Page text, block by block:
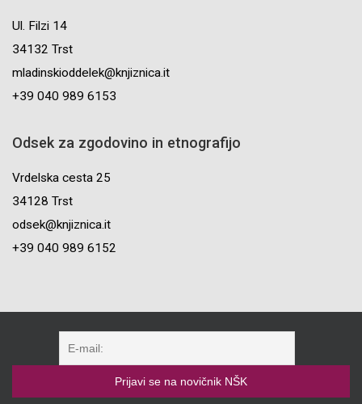
Ul. Filzi 14
34132 Trst
mladinskioddelek@knjiznica.it
+39 040 989 6153
Odsek za zgodovino in etnografijo
Vrdelska cesta 25
34128 Trst
odsek@knjiznica.it
+39 040 989 6152